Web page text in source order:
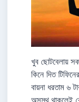
খুব ছোটবেলায়
কিনে দিত
বায়না ধরতাম ৬
অসুস্থ থাকলেই